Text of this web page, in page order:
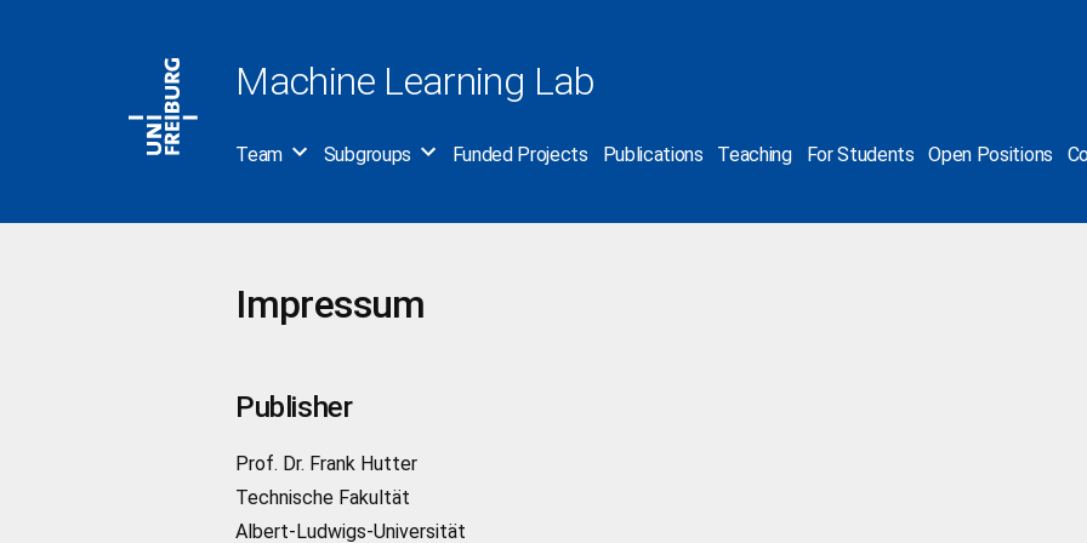
Machine Learning Lab
Team Subgroups Funded Projects Publications Teaching For Students Open Positions
Impressum
Publisher
Prof. Dr. Frank Hutter
Technische Fakultät
Albert-Ludwigs-Universität